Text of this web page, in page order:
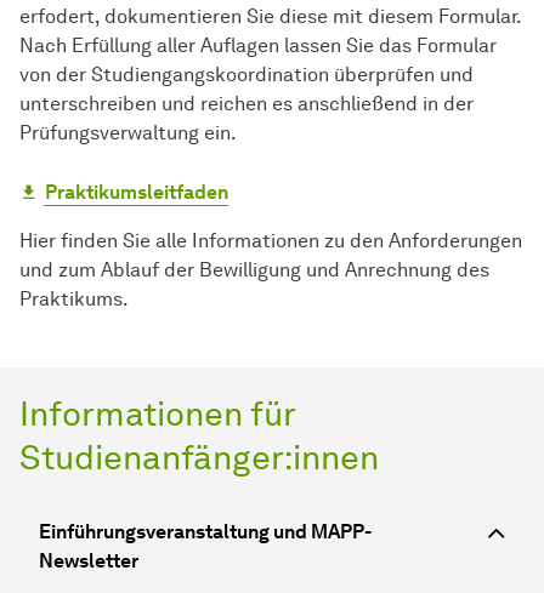
erfodert, dokumentieren Sie diese mit diesem Formular.
Nach Erfüllung aller Auflagen lassen Sie das Formular
von der Studiengangskoordination überprüfen und
unterschreiben und reichen es anschließend in der
Prüfungsverwaltung ein.
Praktikumsleitfaden
Hier finden Sie alle Informationen zu den Anforderungen
und zum Ablauf der Bewilligung und Anrechnung des
Praktikums.
Informationen für
Studienanfänger:innen
Einführungsveranstaltung und MAPP-
Newsletter